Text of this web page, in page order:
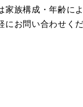
家族構成・年齢に
にお問い合わせくだ